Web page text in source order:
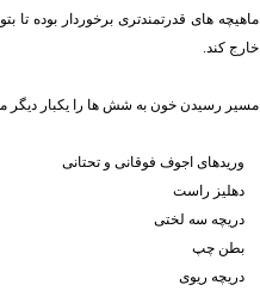
ماهیچه های قدرتمندتری برخوردار بوده تا
خارج کند.
مسیر رسیدن خون به شش ها را یکبار دیگر
وریدهای اجوف فوقانی و تحتانی
دهلیز راست
دریچه سه لختی
بطن چپ
دریچه ریوی